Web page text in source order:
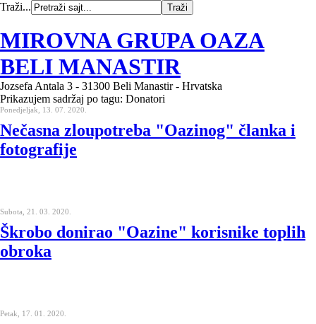
Traži...
MIROVNA GRUPA OAZA
BELI MANASTIR
Jozsefa Antala 3 - 31300 Beli Manastir - Hrvatska
Prikazujem sadržaj po tagu: Donatori
Ponedjeljak, 13. 07. 2020.
Nečasna zloupotreba "Oazinog" članka i
fotografije
Subota, 21. 03. 2020.
Škrobo donirao "Oazine" korisnike toplih
obroka
Petak, 17. 01. 2020.